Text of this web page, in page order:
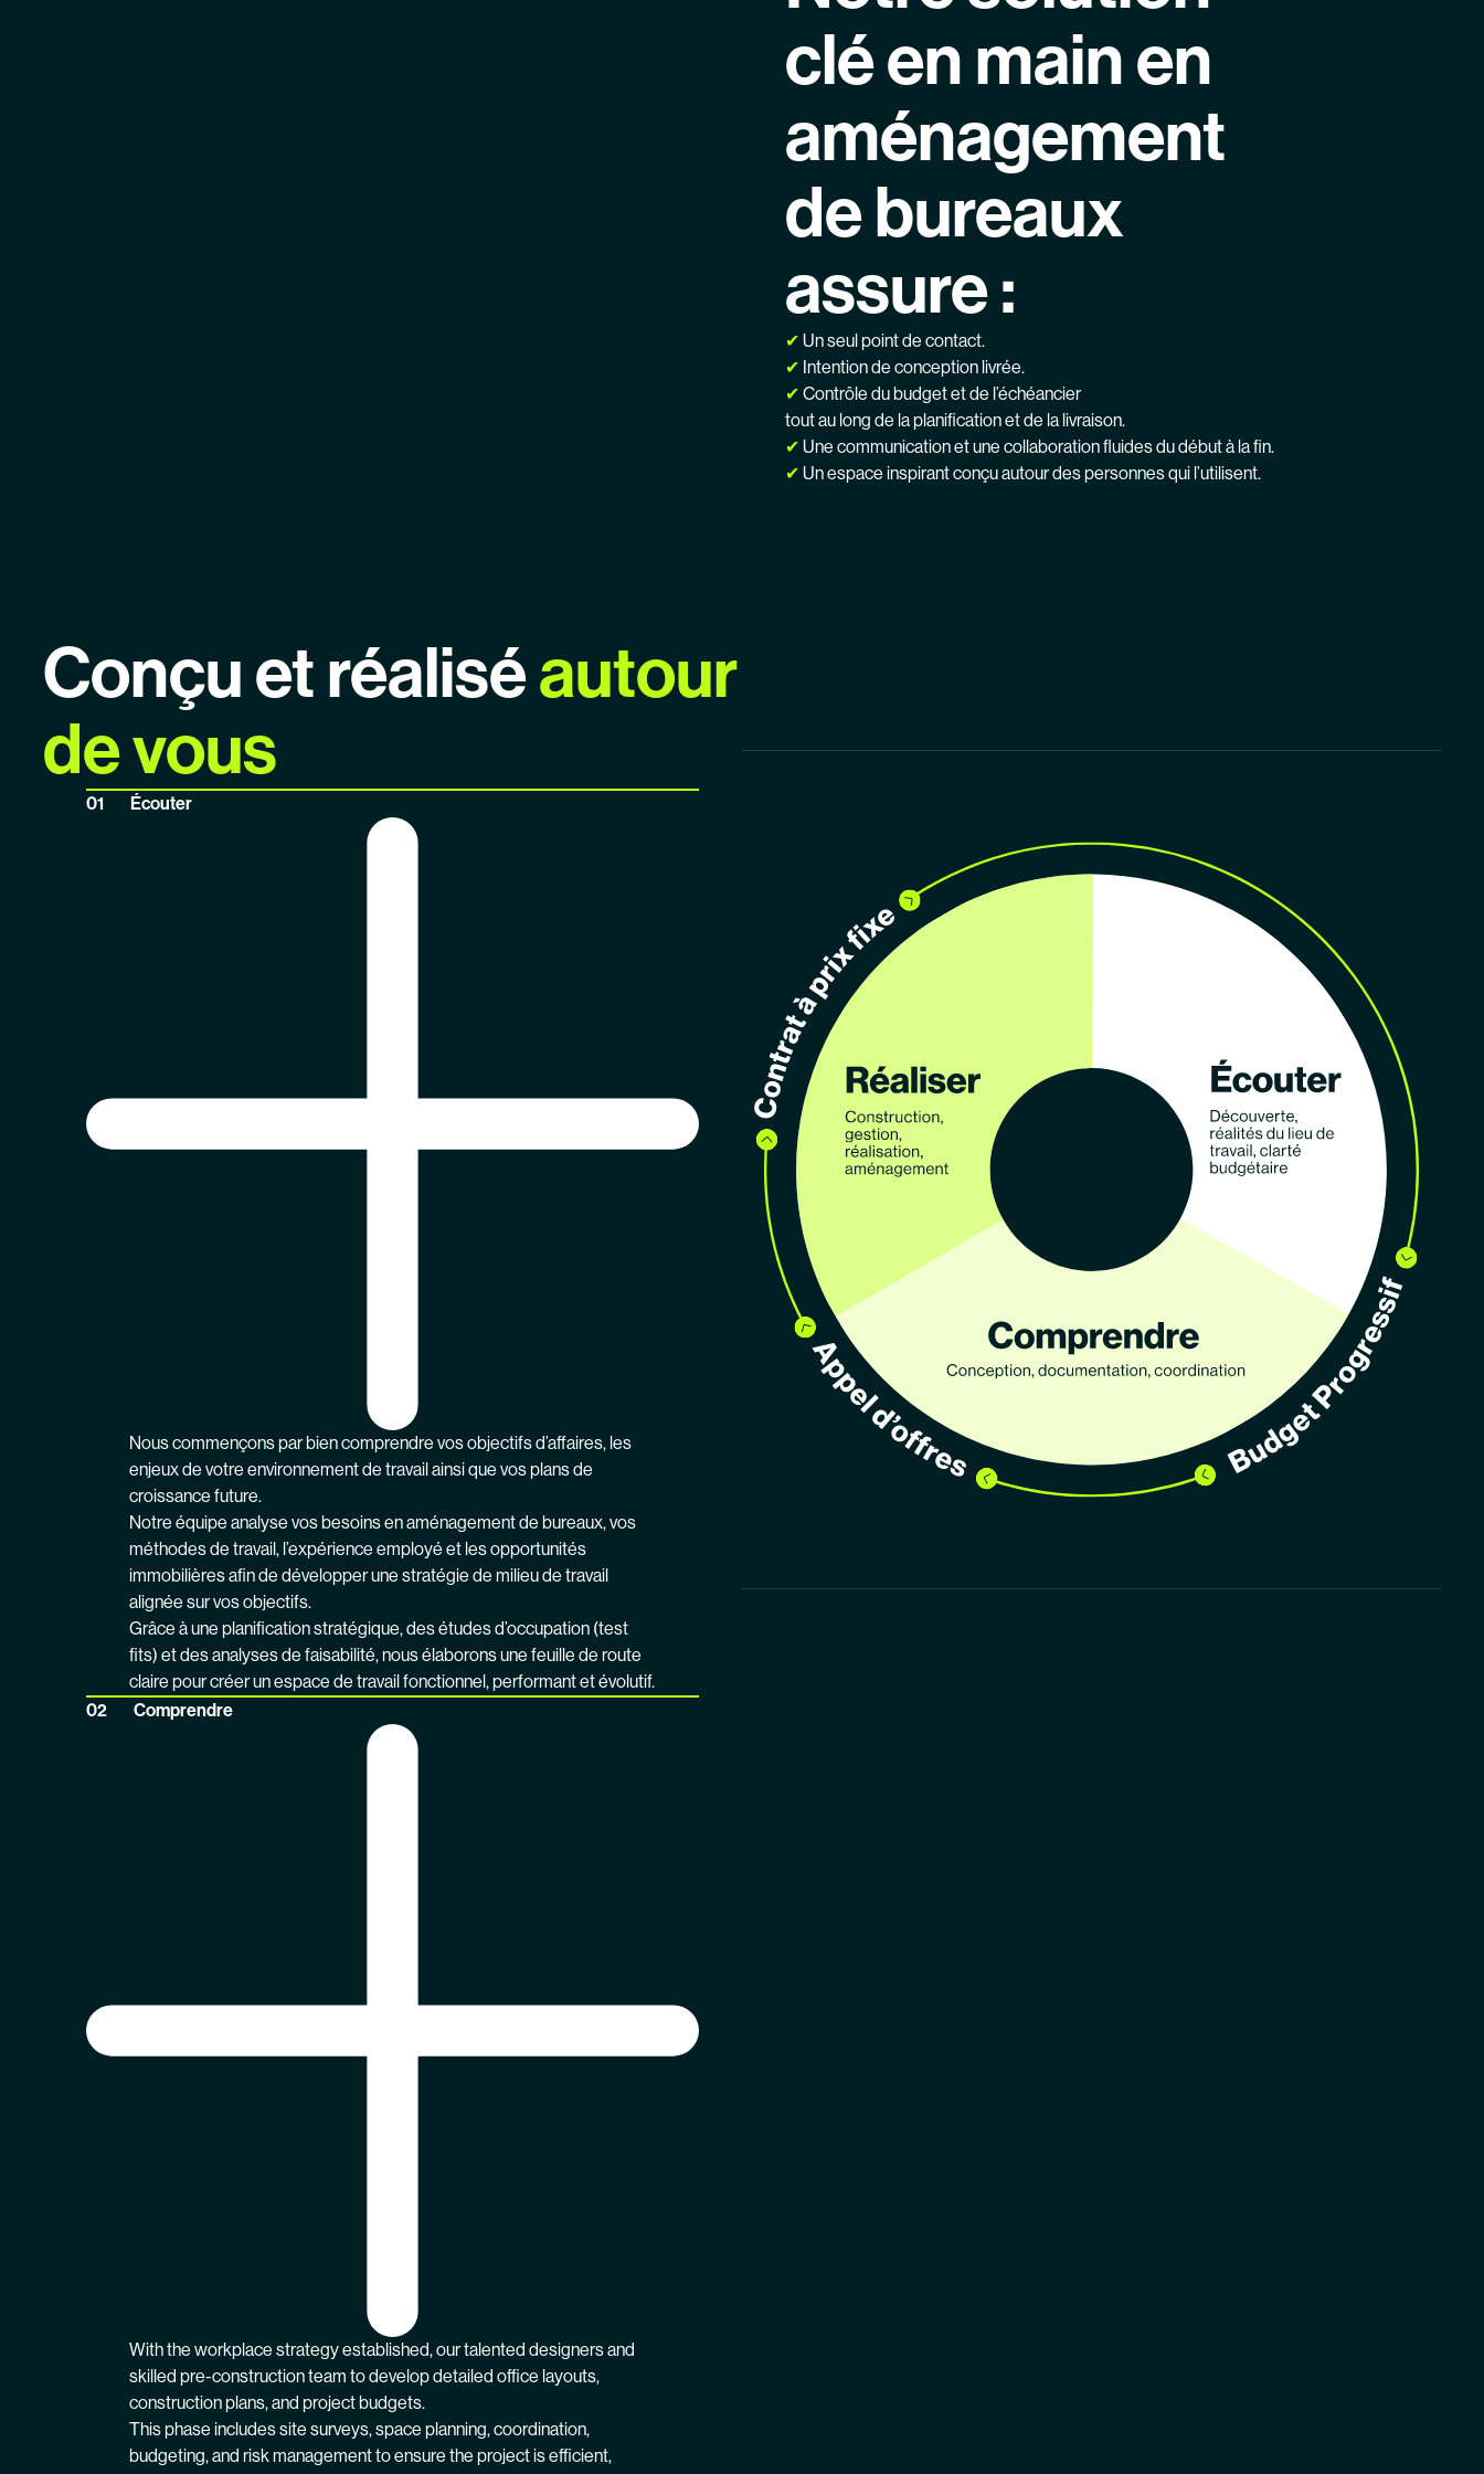
clé en main en
aménagement
de bureaux
assure :
✔ Un seul point de contact.
✔ Intention de conception livrée.
✔ Contrôle du budget et de l’échéancier
tout au long de la planification et de la livraison.
✔ Une communication et une collaboration fluides du début à la fin.
✔ Un espace inspirant conçu autour des personnes qui l’utilisent.
Conçu et réaliséautour
de vous
Écouter
Nous commençons par bien comprendre vos objectifs d’affaires, les
enjeux de votre environnement de travail ainsi que vos plans de
croissance future.
Notre équipe analyse vos besoins en aménagement de bureaux, vos
méthodes de travail, l’expérience employé et les opportunités
immobilières afin de développer une stratégie de milieu de travail
alignée sur vos objectifs.
Grâce à une planification stratégique, des études d’occupation (test
fits) et des analyses de faisabilité, nous élaborons une feuille de route
claire pour créer un espace de travail fonctionnel, performant et évolutif.
Comprendre
With the workplace strategy established, our talented designers and
skilled pre-construction team to develop detailed office layouts,
construction plans, and project budgets.
This phase includes site surveys, space planning, coordination,
budgeting, and risk management to ensure the project is efficient,